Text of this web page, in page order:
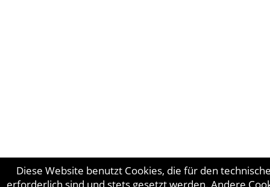
Diese Website benutzt Cookies, die für den